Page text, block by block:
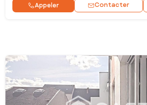
Appeler Contacter